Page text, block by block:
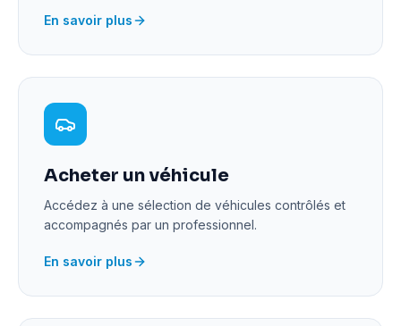
En savoir plus
Acheter un véhicule
Accédez à une sélection de véhicules contrôlés et
accompagnés par un professionnel.
En savoir plus